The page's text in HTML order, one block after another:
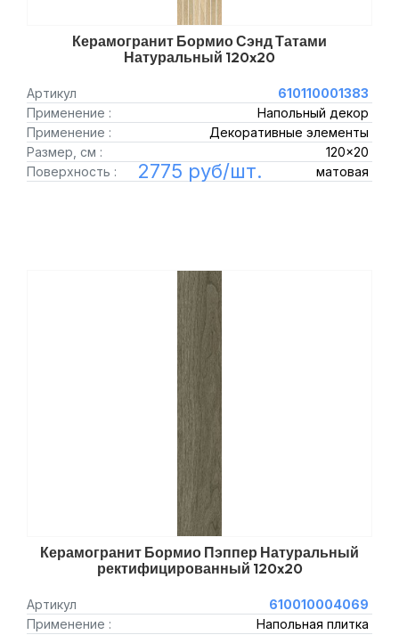
Керамогранит Бормио Сэнд Татами
Натуральный 120x20
Артикул
610110001383
Применение :
Напольный декор
Применение :
Декоративные элементы
Размер, см :
120x20
Поверхность :
матовая
2775 руб/шт.
Керамогранит Бормио Пэппер Натуральный
ректифицированный 120x20
Артикул
610010004069
Применение :
Напольная плитка